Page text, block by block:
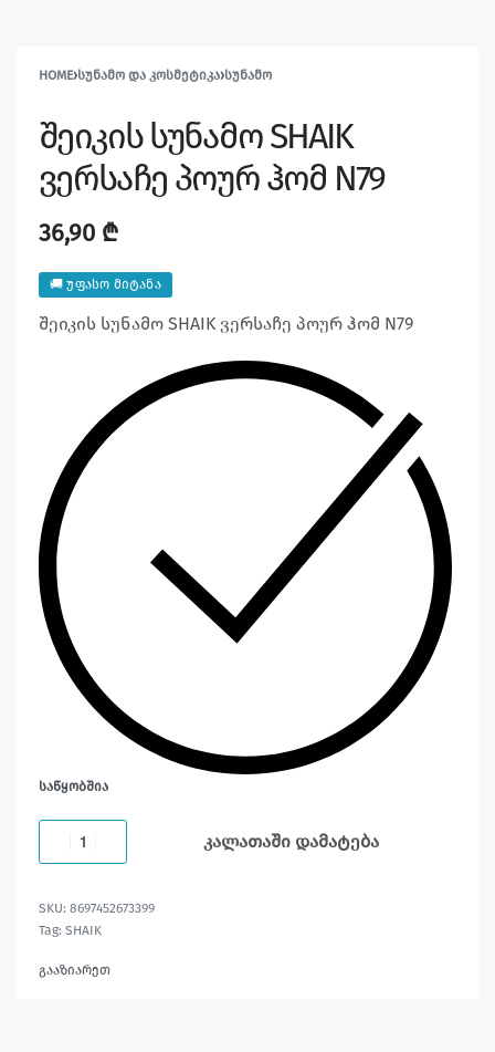
HOME›ᲡᲣᲜᲐᲛᲝ ᲓᲐ ᲙᲝᲡᲛᲔᲢᲘᲙᲐ›ᲡᲣᲜᲐᲛᲝ
შეიკის სუნამო SHAIK
ვერსაჩე პოურ ჰომ N79
36,90 ₾
🚚 უფასო მიტანა
შეიკის სუნამო SHAIK ვერსაჩე პოურ ჰომ N79
ᲡᲐᲬᲧᲝᲑᲨᲘᲐ
კალათაში დამატება
8697452673399
Tag: SHAIK
გააზიარეთ